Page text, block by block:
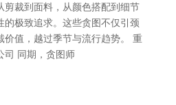
剪裁到面料，从颜色搭配到细节
的极致追求。这些贪图不仅引颈
价值，越过季节与流行趋势。 重
司 同期，贪图师